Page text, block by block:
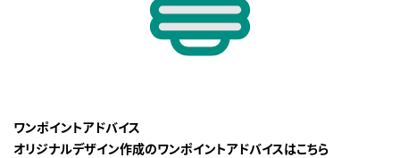
ワンポイントアドバイス
オリジナルデザイン作成のワンポイントアドバイスはこちら